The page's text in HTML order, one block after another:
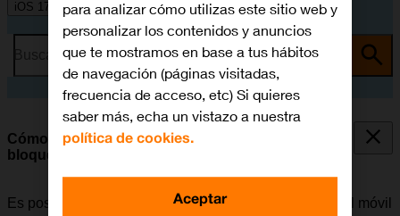
iOS 17
Busca por problema o tema
Cómo seleccionar los ajustes de la pantalla de
bloqueo
Es posible configurar varias pantallas de bloqueo en el móvil
para analizar cómo utilizas este sitio web y
personalizar los contenidos y anuncios
que te mostramos en base a tus hábitos
de navegación (páginas visitadas,
frecuencia de acceso, etc) Si quieres
saber más, echa un vistazo a nuestra
política de cookies.
Aceptar